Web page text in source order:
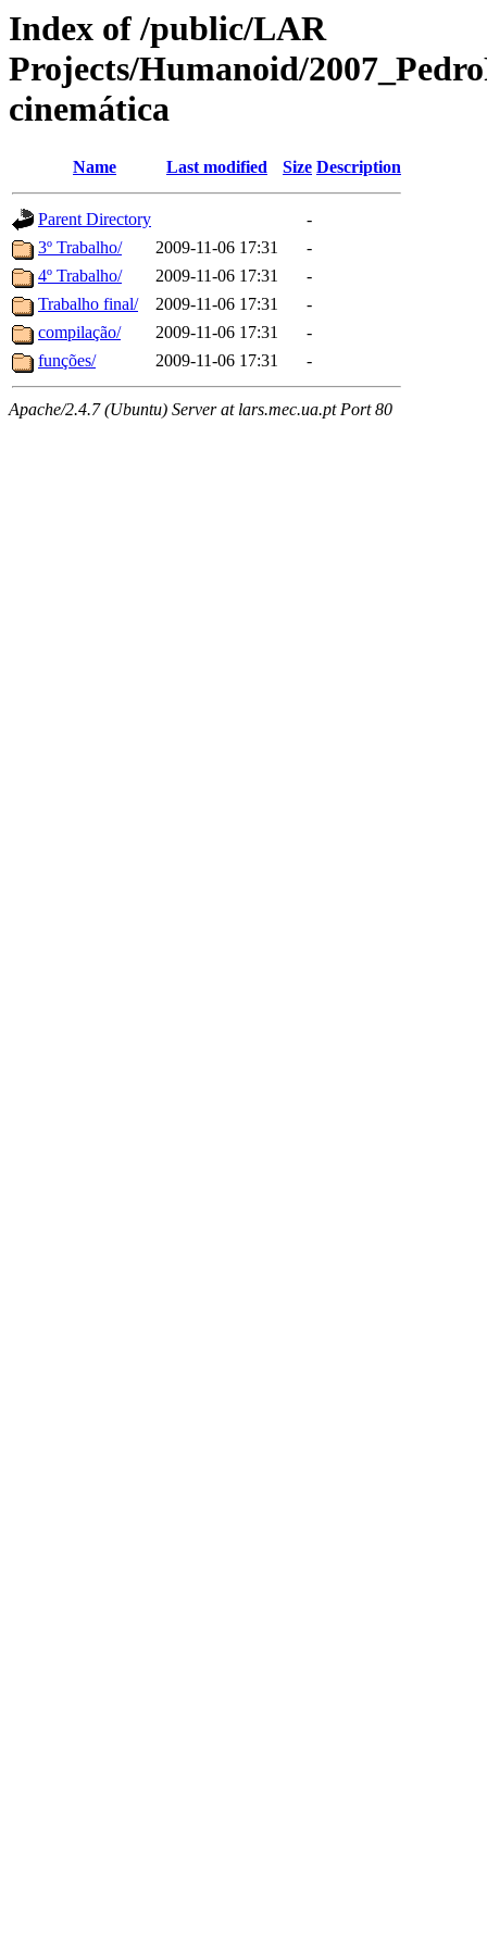
Index of /public/LAR
Projects/Humanoid/
cinemática
Name Last modified Size Description
Parent Directory
-
3º Trabalho/
2009-11-06 17:31
-
4º Trabalho/
2009-11-06 17:31
-
Trabalho final/
2009-11-06 17:31
-
compilação/
2009-11-06 17:31
-
funções/
2009-11-06 17:31 -
Apache/2.4.7 (Ubuntu) Server at lars.mec.ua.pt Port 80